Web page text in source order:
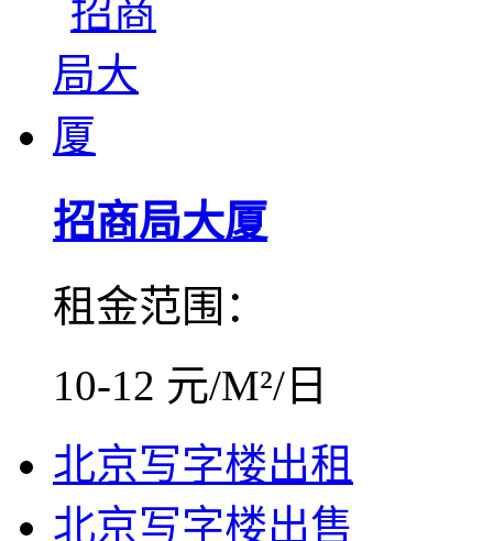
招商局大厦
租金范围：
10-12 元/M²/日
北京写字楼出租
北京写字楼出售